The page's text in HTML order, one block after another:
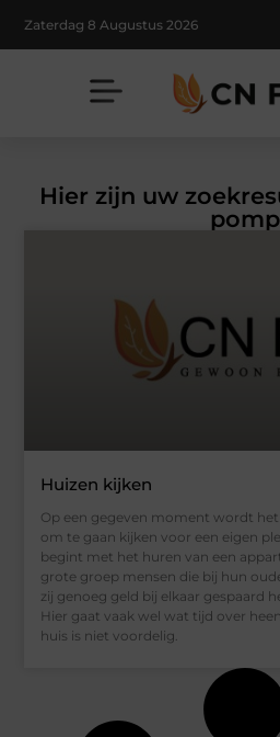
Zaterdag 8 Augustus 2026
Hier zijn uw
pomp
Huizen kijken
Op een gegeven moment wordt
om te gaan kijken voor een eigen
begint met het huren van een
grote groep mensen die bij hun
zij genoeg geld bij elkaar gespaard
Hier gaat vaak wel wat tijd over
huis is niet voordelig.